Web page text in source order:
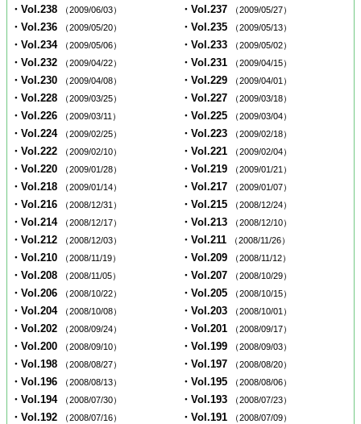
・Vol.238 （2009/06/03） ・Vol.237 （2009/05/27）
・Vol.236 （2009/05/20） ・Vol.235 （2009/05/13）
・Vol.234 （2009/05/06） ・Vol.233 （2009/05/02）
・Vol.232 （2009/04/22） ・Vol.231 （2009/04/15）
・Vol.230 （2009/04/08） ・Vol.229 （2009/04/01）
・Vol.228 （2009/03/25） ・Vol.227 （2009/03/18）
・Vol.226 （2009/03/11） ・Vol.225 （2009/03/04）
・Vol.224 （2009/02/25） ・Vol.223 （2009/02/18）
・Vol.222 （2009/02/10） ・Vol.221 （2009/02/04）
・Vol.220 （2009/01/28） ・Vol.219 （2009/01/21）
・Vol.218 （2009/01/14） ・Vol.217 （2009/01/07）
・Vol.216 （2008/12/31） ・Vol.215 （2008/12/24）
・Vol.214 （2008/12/17） ・Vol.213 （2008/12/10）
・Vol.212 （2008/12/03） ・Vol.211 （2008/11/26）
・Vol.210 （2008/11/19） ・Vol.209 （2008/11/12）
・Vol.208 （2008/11/05） ・Vol.207 （2008/10/29）
・Vol.206 （2008/10/22） ・Vol.205 （2008/10/15）
・Vol.204 （2008/10/08） ・Vol.203 （2008/10/01）
・Vol.202 （2008/09/24） ・Vol.201 （2008/09/17）
・Vol.200 （2008/09/10） ・Vol.199 （2008/09/03）
・Vol.198 （2008/08/27） ・Vol.197 （2008/08/20）
・Vol.196 （2008/08/13） ・Vol.195 （2008/08/06）
・Vol.194 （2008/07/30） ・Vol.193 （2008/07/23）
・Vol.192 （2008/07/16） ・Vol.191 （2008/07/09）